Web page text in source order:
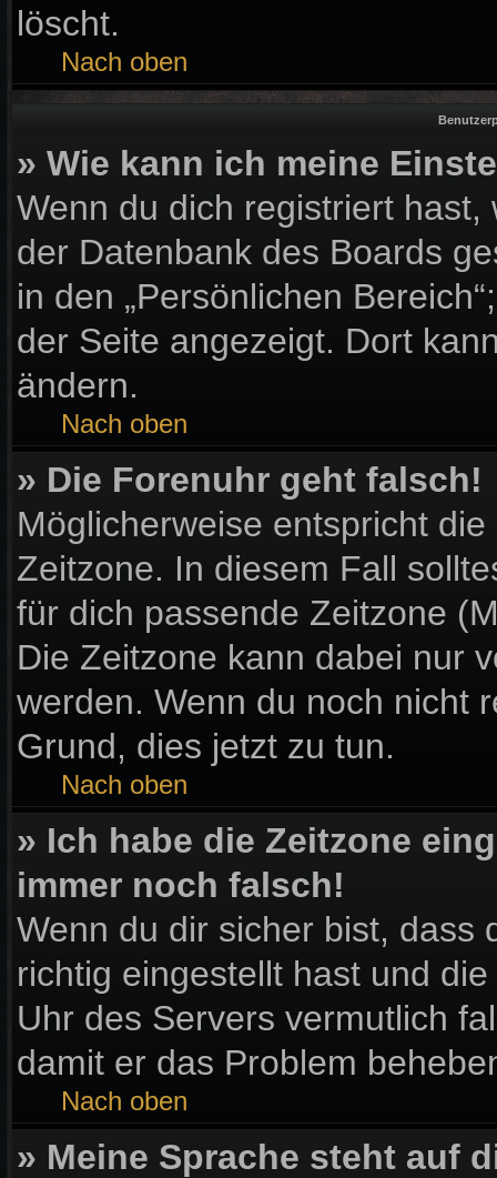
löscht.
Nach oben
» Wie kann ich meine
Wenn du dich registriert
der Datenbank des Boards
in den „Persönlichen
der Seite angezeigt. Dort
ändern.
Nach oben
» Die Forenuhr geht falsch!
Möglicherweise entspricht
Zeitzone. In diesem Fall
für dich passende Zeitzone
Die Zeitzone kann dabei nur
werden. Wenn du noch nicht
Grund, dies jetzt zu tun.
Nach oben
» Ich habe die Zeitzone
immer noch falsch!
Wenn du dir sicher bist, dass
richtig eingestellt hast und
Uhr des Servers vermutlich
damit er das Problem
Nach oben
» Meine Sprache steht auf